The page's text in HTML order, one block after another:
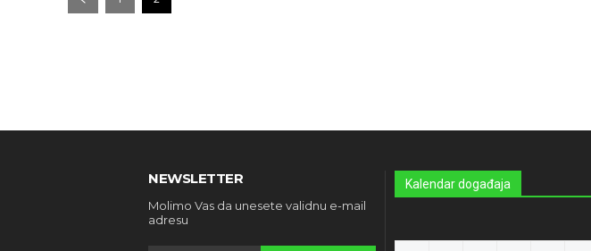
NEWSLETTER
Molimo Vas da unesete validnu e-mail
adresu
Kalendar događaja